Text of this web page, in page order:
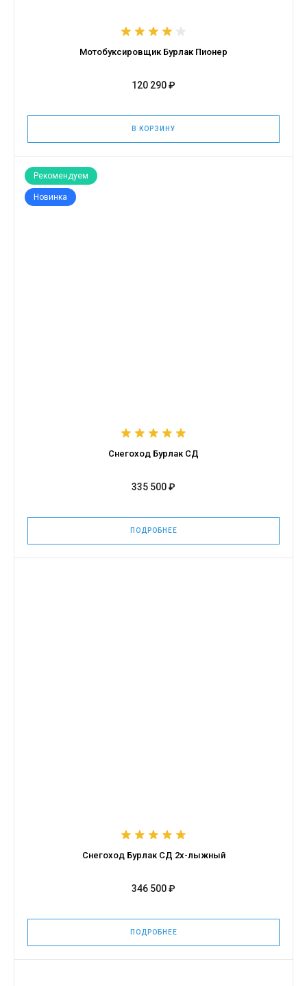
Мотобуксировщик Бурлак Пионер
120 290 ₽
В КОРЗИНУ
Рекомендуем
Новинка
Снегоход Бурлак СД
335 500 ₽
ПОДРОБНЕЕ
Снегоход Бурлак СД 2х-лыжный
346 500 ₽
ПОДРОБНЕЕ